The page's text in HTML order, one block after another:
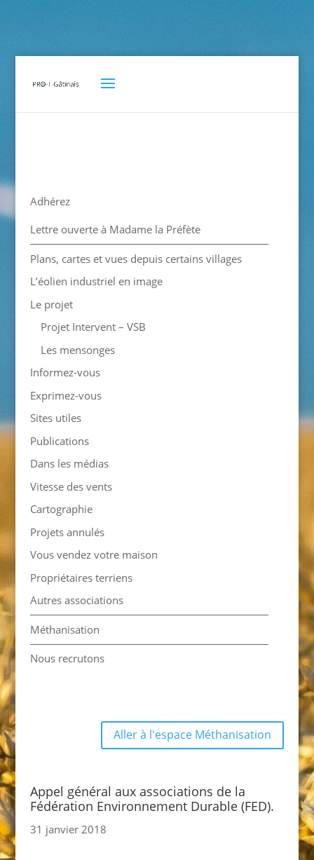
Adhérez
Lettre ouverte à Madame la Préfète
Plans, cartes et vues depuis certains villages
L’éolien industriel en image
Le projet
Projet Intervent – VSB
Les mensonges
Informez-vous
Exprimez-vous
Sites utiles
Publications
Dans les médias
Vitesse des vents
Cartographie
Projets annulés
Vous vendez votre maison
Propriétaires terriens
Autres associations
Méthanisation
Nous recrutons
Aller à l'espace Méthanisation
Appel général aux associations de la
Fédération Environnement Durable (FED).
31 janvier 2018